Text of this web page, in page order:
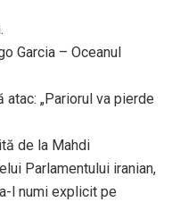
Garcia – Oceanul
„Pariorul va pierde
de la Mahdi
Parlamentului iranian,
l numi explicit pe